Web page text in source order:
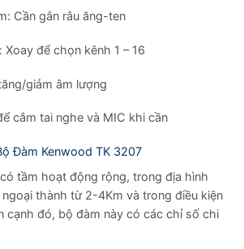
Cần gắn râu ăng-ten
để chọn kênh 1 – 16
giảm âm lượng
cắm tai nghe và MIC khi cần
Đàm Kenwood TK 3207
có tầm hoạt động rộng, trong địa hình
thành từ 2-4Km và trong điều kiện
cạnh đó, bộ đàm này có các chỉ số chi